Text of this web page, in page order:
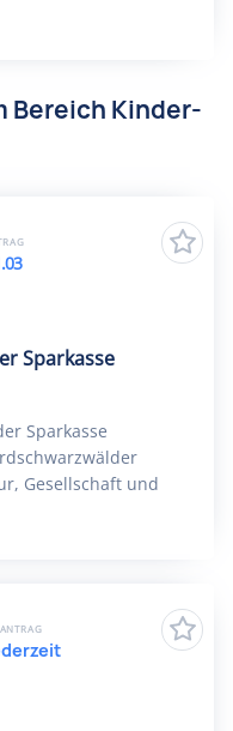
Bereich Kinder-
Sparkasse
Sparkasse
Gesellschaft und
ANTRAG